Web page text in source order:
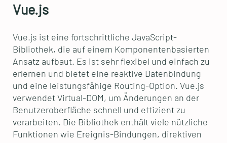
Vue.js
Vue.js ist eine fortschrittliche JavaScript-
Bibliothek, die auf einem Komponentenbasierten
Ansatz aufbaut. Es ist sehr flexibel und einfach zu
erlernen und bietet eine reaktive Datenbindung
und eine leistungsfähige Routing-Option. Vue.js
verwendet Virtual-DOM, um Änderungen an der
Benutzeroberfläche schnell und effizient zu
verarbeiten. Die Bibliothek enthält viele nützliche
Funktionen wie Ereignis-Bindungen, direktiven